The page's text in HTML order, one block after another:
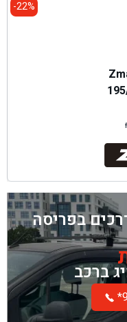
22%-
בפריסה
ברכב